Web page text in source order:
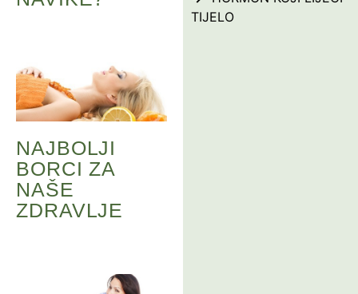
NAJBOLJI
BORCI ZA
NAŠE
ZDRAVLJE
TIJELO